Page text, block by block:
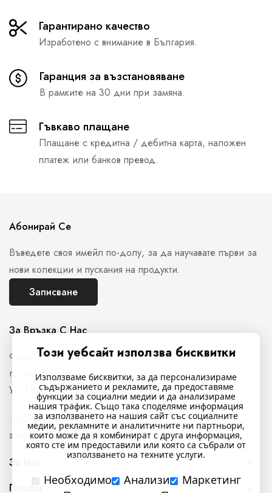
Гарантирано качество
Изработено с внимание в България.
Гаранция за възстановяване
В рамките на 30 дни при замяна.
Гъвкаво плащане
Плащане с кредитна / дебитна карта, наложен
платеж или банков превод.
За Връзка С Нас
Физически магазин
гр. Кюстендил,
Ул. Полковник Стефан Манов N26
+359897761716
shop@indigostyle.bg
За Нас
Помощ
Абонирай Се
Въведете своя имейл по-долу, за да научавате първи за
нови колекции и пускания на продукти.
Записване
Този уебсайт използва бисквитки
Използваме бисквитки, за да персонализираме
съдържанието и рекламите, да предоставяме
функции за социални медии и да анализираме
нашия трафик. Също така споделяме информация
за използването на нашия сайт със социалните
медии, рекламните и аналитичните ни партньори,
които може да я комбинират с друга информация,
която сте им предоставили или която са събрали от
използването на техните услуги.
Необходимо Анализи
Маркетинг